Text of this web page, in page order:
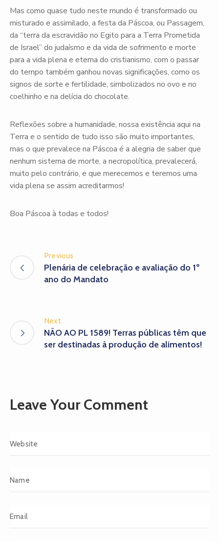
Mas como quase tudo neste mundo é transformado ou
misturado e assimilado, a festa da Páscoa, ou Passagem,
da “terra da escravidão no Egito para a Terra Prometida
de Israel” do judaísmo e da vida de sofrimento e morte
para a vida plena e eterna do cristianismo, com o passar
do tempo também ganhou novas significações, como os
signos de sorte e fertilidade, simbolizados no ovo e no
coelhinho e na delícia do chocolate.
Reflexões sobre a humanidade, nossa existência aqui na
Terra e o sentido de tudo isso são muito importantes,
mas o que prevalece na Páscoa é a alegria de saber que
nenhum sistema de morte, a necropolítica, prevalecerá,
muito pelo contrário, e que merecemos e teremos uma
vida plena se assim acreditarmos!
Boa Páscoa à todas e todos!
Previous
Plenária de celebração e avaliação do 1º
ano do Mandato
Next
NÃO AO PL 1589! Terras públicas têm que
ser destinadas à produção de alimentos!
Leave Your Comment